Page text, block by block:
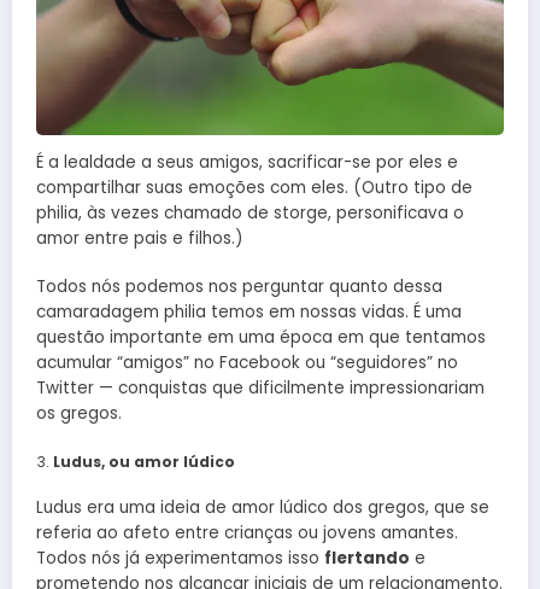
É a lealdade a seus amigos, sacrificar-se por eles e
compartilhar suas emoções com eles. (Outro tipo de
philia, às vezes chamado de storge, personificava o
amor entre pais e filhos.)
Todos nós podemos nos perguntar quanto dessa
camaradagem philia temos em nossas vidas. É uma
questão importante em uma época em que tentamos
acumular “amigos” no Facebook ou “seguidores” no
Twitter — conquistas que dificilmente impressionariam
os gregos.
Ludus, ou amor lúdico
Ludus era uma ideia de amor lúdico dos gregos, que se
referia ao afeto entre crianças ou jovens amantes.
Todos nós já experimentamos isso flertando e
prometendo nos alcançar iniciais de um relacionamento.